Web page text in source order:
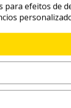
efeitos de